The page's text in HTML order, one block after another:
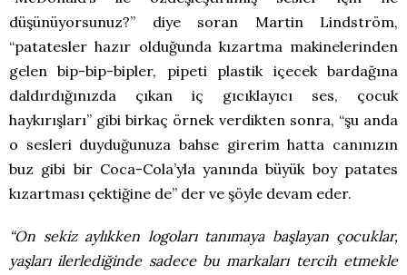
düşünüyorsunuz?” diye soran Martin Lindström,
“patatesler hazır olduğunda kızartma makinelerinden
gelen bip-bip-bipler, pipeti plastik içecek bardağına
daldırdığınızda çıkan iç gıcıklayıcı ses, çocuk
haykırışları” gibi birkaç örnek verdikten sonra, “şu anda
o sesleri duyduğunuza bahse girerim hatta canınızın
buz gibi bir Coca-Cola’yla yanında büyük boy patates
kızartması çektiğine de” der ve şöyle devam eder.
“On sekiz aylıkken logoları tanımaya başlayan çocuklar,
yaşları ilerlediğinde sadece bu markaları tercih etmekle